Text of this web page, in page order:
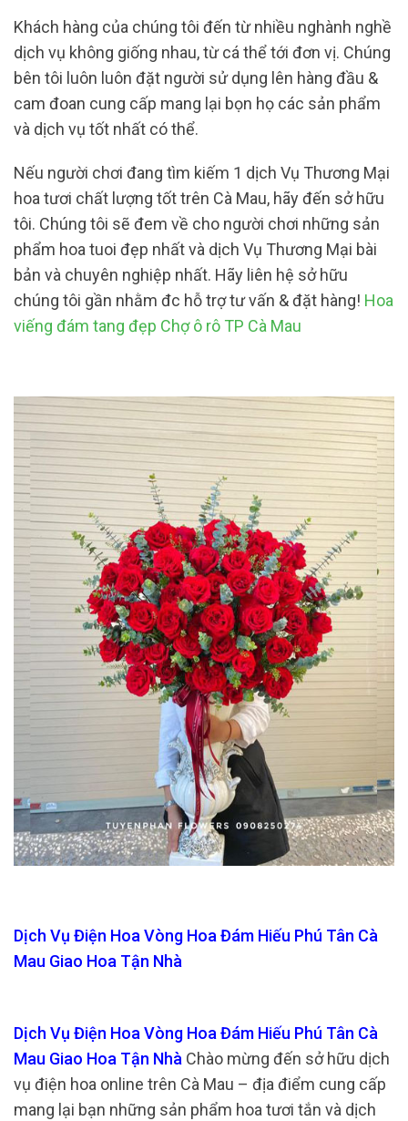
Khách hàng của chúng tôi đến từ nhiều nghành nghề
dịch vụ không giống nhau, từ cá thể tới đơn vị. Chúng
bên tôi luôn luôn đặt người sử dụng lên hàng đầu &
cam đoan cung cấp mang lại bọn họ các sản phẩm
và dịch vụ tốt nhất có thể.
Nếu người chơi đang tìm kiếm 1 dịch Vụ Thương Mại
hoa tươi chất lượng tốt trên Cà Mau, hãy đến sở hữu
tôi. Chúng tôi sẽ đem về cho người chơi những sản
phẩm hoa tuoi đẹp nhất và dịch Vụ Thương Mại bài
bản và chuyên nghiệp nhất. Hãy liên hệ sở hữu
chúng tôi gần nhằm đc hỗ trợ tư vấn & đặt hàng! Hoa
viếng đám tang đẹp Chợ ô rô TP Cà Mau
Dịch Vụ Điện Hoa Vòng Hoa Đám Hiếu Phú Tân Cà
Mau Giao Hoa Tận Nhà
Dịch Vụ Điện Hoa Vòng Hoa Đám Hiếu Phú Tân Cà
Mau Giao Hoa Tận Nhà Chào mừng đến sở hữu dịch
vụ điện hoa online trên Cà Mau – địa điểm cung cấp
mang lại bạn những sản phẩm hoa tươi tắn và dịch